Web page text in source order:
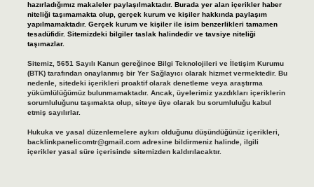
hazırladığımız makaleler paylaşılmaktadır. Burada yer alan içerikler haber
niteliği taşımamakta olup, gerçek kurum ve kişiler hakkında paylaşım
yapılmamaktadır. Gerçek kurum ve kişiler ile isim benzerlikleri tamamen
tesadüfidir. Sitemizdeki bilgiler taslak halindedir ve tavsiye niteliği
taşımazlar.
Sitemiz, 5651 Sayılı Kanun gereğince Bilgi Teknolojileri ve İletişim Kurumu
(BTK) tarafından onaylanmış bir Yer Sağlayıcı olarak hizmet vermektedir. Bu
nedenle, sitedeki içerikleri proaktif olarak denetleme veya araştırma
yükümlülüğümüz bulunmamaktadır. Ancak, üyelerimiz yazdıkları içeriklerin
sorumluluğunu taşımakta olup, siteye üye olarak bu sorumluluğu kabul
etmiş sayılırlar.
Hukuka ve yasal düzenlemelere aykırı olduğunu düşündüğünüz içerikleri,
backlinkpanelicomtr@gmail.comadresine bildirmeniz halinde, ilgili
içerikler yasal süre içerisinde sitemizden kaldırılacaktır.